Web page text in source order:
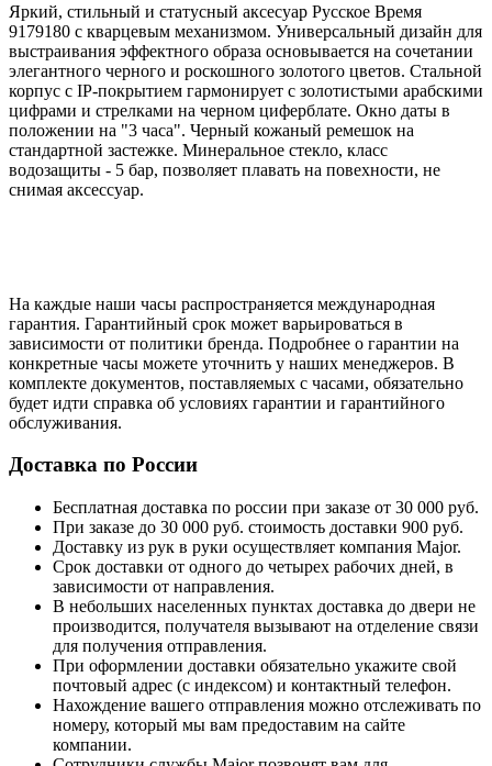
Яркий, стильный и статусный аксесуар Русское Время
9179180 с кварцевым механизмом. Универсальный дизайн для
выстраивания эффектного образа основывается на сочетании
элегантного черного и роскошного золотого цветов. Стальной
корпус с IP-покрытием гармонирует с золотистыми арабскими
цифрами и стрелками на черном циферблате. Окно даты в
положении на "3 часа". Черный кожаный ремешок на
стандартной застежке. Минеральное стекло, класс
водозащиты - 5 бар, позволяет плавать на повехности, не
снимая аксессуар.
На каждые наши часы распространяется международная
гарантия. Гарантийный срок может варьироваться в
зависимости от политики бренда. Подробнее о гарантии на
конкретные часы можете уточнить у наших менеджеров. В
комплекте документов, поставляемых с часами, обязательно
будет идти справка об условиях гарантии и гарантийного
обслуживания.
Доставка по России
Бесплатная доставка по россии при заказе от 30 000 руб.
При заказе до 30 000 руб. стоимость доставки 900 руб.
Доставку из рук в руки осуществляет компания Major.
Срок доставки от одного до четырех рабочих дней, в
зависимости от направления.
В небольших населенных пунктах доставка до двери не
производится, получателя вызывают на отделение связи
для получения отправления.
При оформлении доставки обязательно укажите свой
почтовый адрес (с индексом) и контактный телефон.
Нахождение вашего отправления можно отслеживать по
номеру, который мы вам предоставим на сайте
компании.